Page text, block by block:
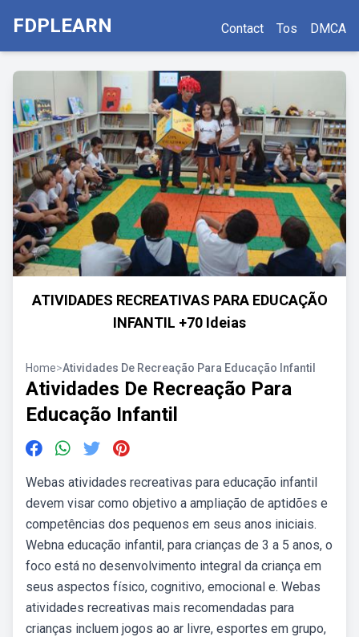
FDPLEARN Contact Tos DMCA
ATIVIDADES RECREATIVAS PARA EDUCAÇÃO
INFANTIL +70 Ideias
Home>Atividades De Recreação Para Educação Infantil
Atividades De Recreação Para
Educação Infantil
Webas atividades recreativas para educação infantil
devem visar como objetivo a ampliação de aptidões e
competências dos pequenos em seus anos iniciais.
Webna educação infantil, para crianças de 3 a 5 anos, o
foco está no desenvolvimento integral da criança em
seus aspectos físico, cognitivo, emocional e. Webas
atividades recreativas mais recomendadas para
crianças incluem jogos ao ar livre, esportes em grupo,